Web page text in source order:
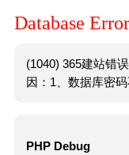
Database Error
(1040) 365建站错
因：1、数据库密
PHP Debug